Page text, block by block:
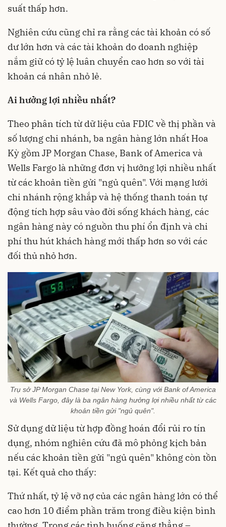
suất thấp hơn.
Nghiên cứu cũng chỉ ra rằng các tài khoản có số
dư lớn hơn và các tài khoản do doanh nghiệp
nắm giữ có tỷ lệ luân chuyển cao hơn so với tài
khoản cá nhân nhỏ lẻ.
Ai hưởng lợi nhiều nhất?
Theo phân tích từ dữ liệu của FDIC về thị phần và
số lượng chi nhánh, ba ngân hàng lớn nhất Hoa
Kỳ gồm JP Morgan Chase, Bank of America và
Wells Fargo là những đơn vị hưởng lợi nhiều nhất
từ các khoản tiền gửi "ngủ quên". Với mạng lưới
chi nhánh rộng khắp và hệ thống thanh toán tự
động tích hợp sâu vào đời sống khách hàng, các
ngân hàng này có nguồn thu phí ổn định và chi
phí thu hút khách hàng mới thấp hơn so với các
đối thủ nhỏ hơn.
Trụ sở JP Morgan Chase tại New York, cùng với Bank of America
và Wells Fargo, đây là ba ngân hàng hưởng lợi nhiều nhất từ các
khoản tiền gửi "ngủ quên".
Sử dụng dữ liệu từ hợp đồng hoán đổi rủi ro tín
dụng, nhóm nghiên cứu đã mô phỏng kịch bản
nếu các khoản tiền gửi "ngủ quên" không còn tồn
tại. Kết quả cho thấy:
Thứ nhất, tỷ lệ vỡ nợ của các ngân hàng lớn có thể
cao hơn 10 điểm phần trăm trong điều kiện bình